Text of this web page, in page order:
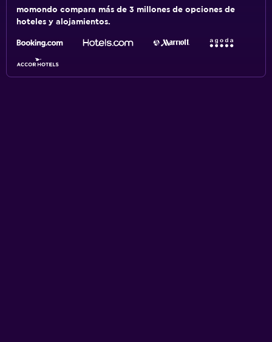
momondo compara más de 3 millones de opciones de
hoteles y alojamientos.